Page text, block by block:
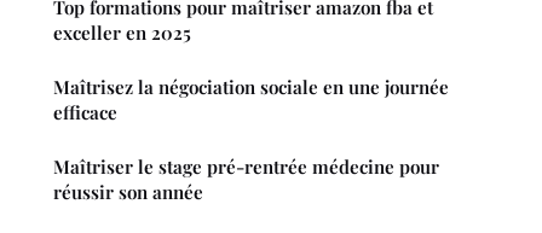
Top formations pour maîtriser amazon fba et
exceller en 2025
Maîtrisez la négociation sociale en une journée
efficace
Maîtriser le stage pré-rentrée médecine pour
réussir son année